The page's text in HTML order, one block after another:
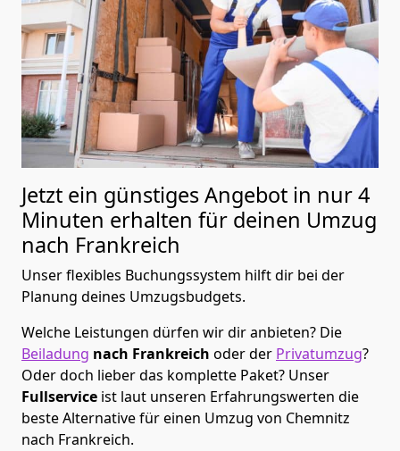
Jetzt ein günstiges Angebot in nur4
Minuten erhalten für deinen Umzug
nach Frankreich
Unser flexibles Buchungssystem hilft dir bei der
Planung deines Umzugsbudgets.
Welche Leistungen dürfen wir dir anbieten? Die
Beiladung nach Frankreich oder der Privatumzug?
Oder doch lieber das komplette Paket? Unser
Fullservice ist laut unseren Erfahrungswerten die
beste Alternative für einen Umzug von Chemnitz
nach Frankreich.